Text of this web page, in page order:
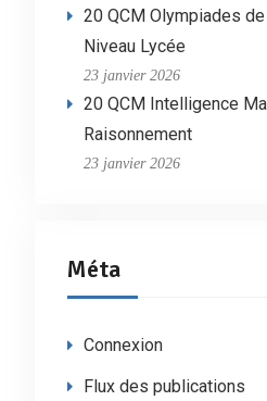
20 QCM Olympiades
Niveau Lycée
23 janvier 2026
20 QCM Intelligence
Raisonnement
23 janvier 2026
Méta
Connexion
Flux des publications